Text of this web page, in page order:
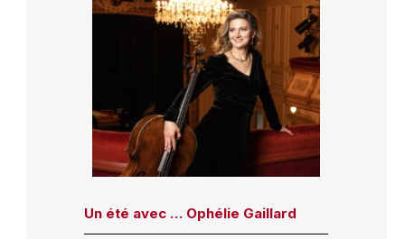
Un été avec … Ophélie Gaillard